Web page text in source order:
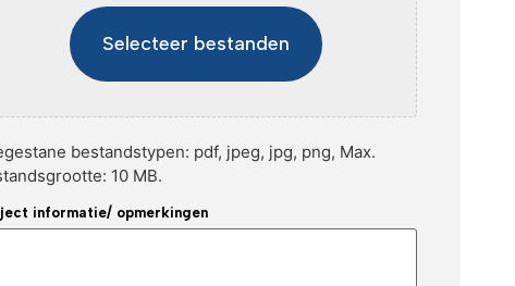
Selecteer bestanden
bestandstypen: pdf, jpeg, jpg, png, Max.
10 MB.
informatie/ opmerkingen